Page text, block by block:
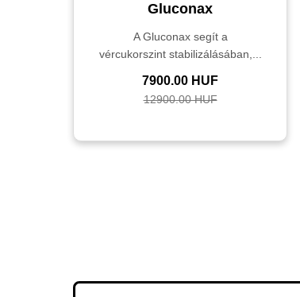
Gluconax
A Gluconax segít a
vércukorszint stabilizálásában,...
7900.00 HUF
12900.00 HUF